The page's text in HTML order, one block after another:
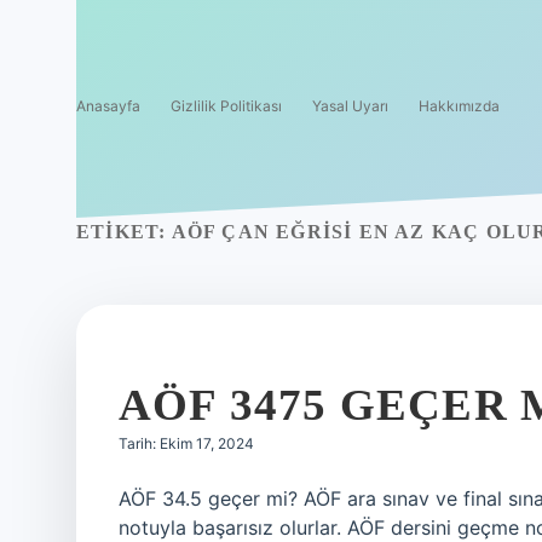
Anasayfa Gizlilik Politikası Yasal Uyarı Hakkımızda
ETIKET: AÖF ÇAN EĞRISI EN AZ KAÇ
AÖF 3475 GEÇER
Tarih: Ekim 17, 2024
AÖF 34.5 geçer mi? AÖF ara sınav ve final
notuyla başarısız olurlar. AÖF dersini geçme